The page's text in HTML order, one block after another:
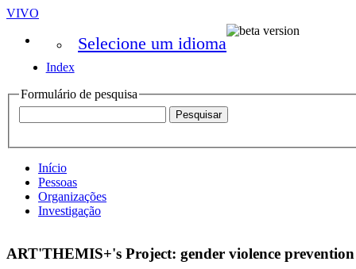
VIVO
Selecione um idioma
Index
Formulário de pesquisa
Início
Pessoas
Organizações
Investigação
ART'THEMIS+'s Project: gender violence